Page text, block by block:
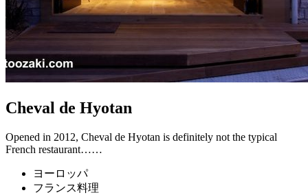
Cheval de Hyotan
Opened in 2012, Cheval de Hyotan is definitely not the typical
French restaurant……
ヨーロッパ
フランス料理